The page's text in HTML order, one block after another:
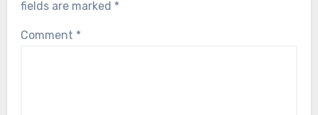
fields are marked *
Comment *